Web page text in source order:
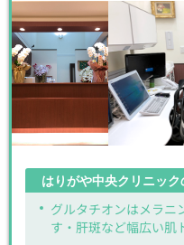
はりがや中央クリニッ
グルタチオンはメラニ
す・肝斑など幅広い肌